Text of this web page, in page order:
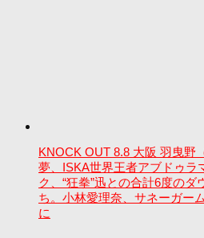
KNOCK OUT 8.8 大阪 羽曳野
夢、ISKA世界王者アブドゥラ
ク、“狂拳”迅との合計6度の
ち。小林愛理奈、サネーガー
に